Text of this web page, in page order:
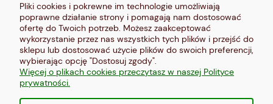
obraz na szkle Most i oświetlone miasto
299,00 zł
Pliki cookies i pokrewne im technologie umożliwiają
poprawne działanie strony i pomagają nam dostosować
ofertę do Twoich potrzeb. Możesz zaakceptować
wykorzystanie przez nas wszystkich tych plików i przejść do
sklepu lub dostosować użycie plików do swoich preferencji,
wybierając opcję "Dostosuj zgody".
Więcej o plikach cookies przeczytasz w naszej Polityce
prywatności.